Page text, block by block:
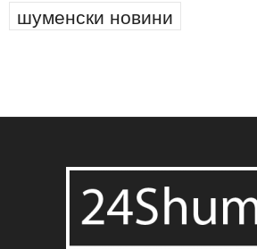
шуменски новини